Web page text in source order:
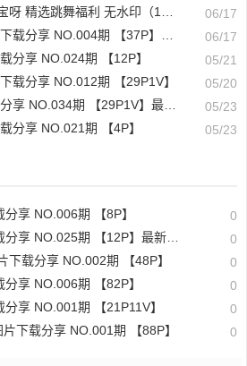
舞福利 无水印（12V1.16G）-舞蹈资源
06/17
期 【37P】最新至：2024.10.31
06/17
分享 NO.024期 【12P】
05/21
载分享 NO.012期 【29P1V】
05/20
期 【29P1V】最新至：2024.4.3
05/23
分享 NO.021期 【4P】 05/23
享 NO.006期 【8P】 0
期 【12P】最新至：2023.9.28 0
下载分享 NO.002期 【48P】 0
享 NO.006期 【82P】 0
享 NO.001期 【21P11V】 0
下载分享 NO.001期 【88P】 0